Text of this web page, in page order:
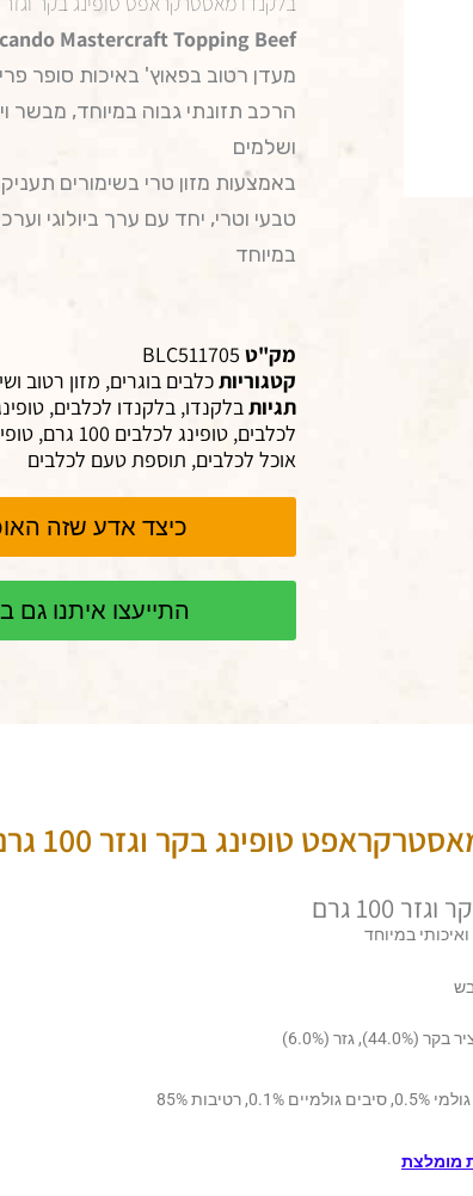
Mastercraft Topping Beef
מעדן רטוב בפאוץ' באיכות סופר
הרכב תזונתי גבוה במיוחד, מבשר
ושלמים
באמצעות מזון טרי בשימורים
טבעי וטרי, יחד עם ערך ביולוגי
במיוחד
מק"ט BLC511705
קטגוריותכלבים בוגרים, מזון רטוב
תגיותבלקנדו, בלקנדו לכלבים,
לכלבים, טופינג לכלבים 100 גרם ,
אוכל לכלבים, תוספת טעם לכלבים
כיצד אדע שזה
התייעצו איתנו גם
טופינג בקר וגזר 100 גרם
גרם
במיוחד
מומלצת